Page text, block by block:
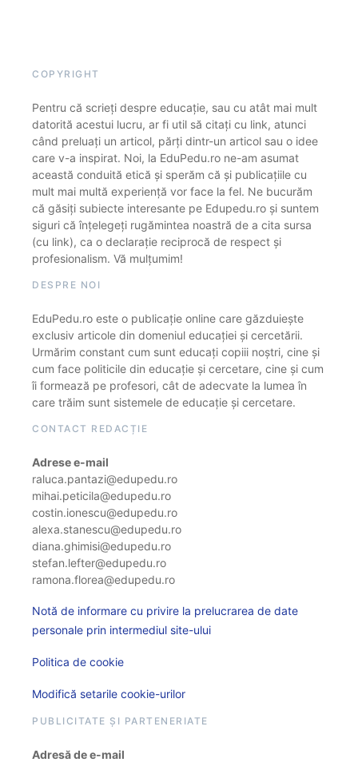
COPYRIGHT
Pentru că scrieți despre educație, sau cu atât mai mult
datorită acestui lucru, ar fi util să citați cu link, atunci
când preluați un articol, părți dintr-un articol sau o idee
care v-a inspirat. Noi, la EduPedu.ro ne-am asumat
această conduită etică și sperăm că și publicațiile cu
mult mai multă experiență vor face la fel. Ne bucurăm
că găsiți subiecte interesante pe Edupedu.ro și suntem
siguri că înțelegeți rugămintea noastră de a cita sursa
(cu link), ca o declarație reciprocă de respect și
profesionalism. Vă mulțumim!
DESPRE NOI
EduPedu.ro este o publicație online care găzduiește
exclusiv articole din domeniul educației și cercetării.
Urmărim constant cum sunt educați copiii noștri, cine și
cum face politicile din educație și cercetare, cine și cum
îi formează pe profesori, cât de adecvate la lumea în
care trăim sunt sistemele de educație și cercetare.
CONTACT REDACȚIE
Adrese e-mail
raluca.pantazi@edupedu.ro
mihai.peticila@edupedu.ro
costin.ionescu@edupedu.ro
alexa.stanescu@edupedu.ro
diana.ghimisi@edupedu.ro
stefan.lefter@edupedu.ro
ramona.florea@edupedu.ro
Notă de informare cu privire la prelucrarea de date
personale prin intermediul site-ului
Politica de cookie
Modifică setarile cookie-urilor
PUBLICITATE ȘI PARTENERIATE
Adresă de e-mail